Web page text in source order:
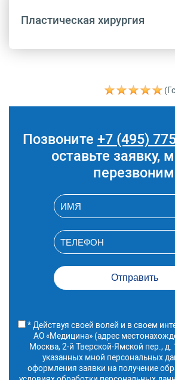
Пластическая хирургия
Удаление подкожно-
жировой клетчатки
сложности)
жировой клетчатки
(липосакция) (за одну
зону лица 2 категории
A16.01.034.010
зону лица 1 категории
сложности)
Позвоните +7 (495)
оставьте заявку,
перезвоним
* Действуя своей волей и в своем
АО «Медицина» (адрес
Москва, 2-й Тверской-Ямской пер., д.
указанных мной персональных
оформления заявки на получение